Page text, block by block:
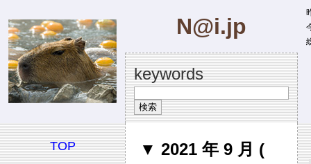
N@i.jp
keywords
TOP
▼ 2021 年 9 月 (